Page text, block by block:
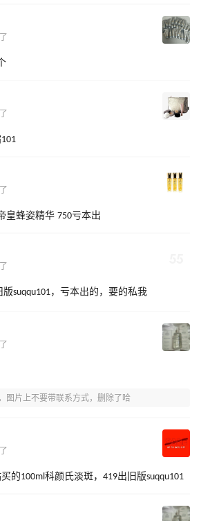
皇蜂姿精华 750亏本出
版suqqu101，亏本出的，要的私我
图片上不要带联系方式，删除了哈
的100ml科颜氏淡斑，419出旧版suqqu101